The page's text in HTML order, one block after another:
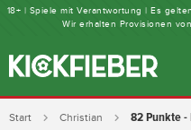
18+ | Spiele mit Verantwortung | Es
Wir erhalten Provisionen
Start Christian 82 Punkte -